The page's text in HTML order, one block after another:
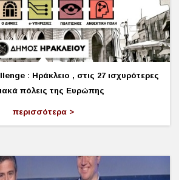
: Ηράκλειο , στις 27 ισχυρότερες
πόλεις της Ευρώπης
περισσότερα